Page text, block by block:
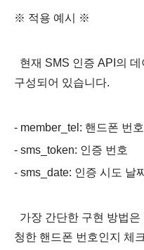
※ 적용 예시 ※
현재 SMS 인증 API의 데
구성되어 있습니다.
- member_tel: 핸드폰 번호
- sms_token: 인증 번호
- sms_date: 인증 시도 날
가장 간단한 구현 방법
청한 핸드폰 번호인지 체